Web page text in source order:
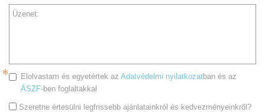
Üzenet:
Elolvastam és egyetértek az Adatvédelmi nyilatkozatban és az
ÁSZF-ben foglaltakkal
Szeretne értesülni legfrissebb ajánlatainkról és kedvezményeinkről?